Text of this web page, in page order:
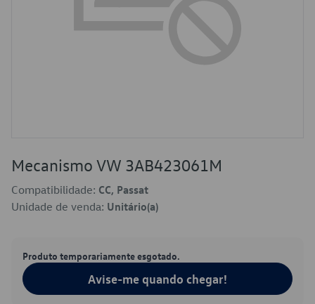
Mecanismo VW 3AB423061M
Compatibilidade: CC, Passat
Unidade de venda: Unitário(a)
Produto temporariamente esgotado.
Avise-me quando chegar!